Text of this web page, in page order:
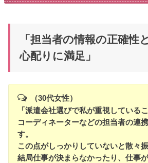
「担当者の情報の正確性
心配りに満足」
（30代女性）
「派遣会社選びで私が重視している
コーディネーターなどの担当者の連
す。
この点がしっかりしていないと散々
結局仕事が決まらなかったり、仕事